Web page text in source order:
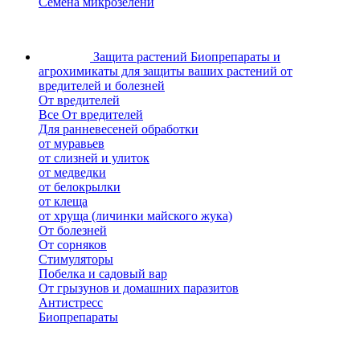
Защита растений Биопрепараты и
агрохимикаты для защиты ваших растений от
вредителей и болезней
От вредителей
Все От вредителей
Для ранневесеней обработки
от муравьев
от слизней и улиток
от медведки
от белокрылки
от клеща
от хруща (личинки майского жука)
От болезней
От сорняков
Стимуляторы
Побелка и садовый вар
От грызунов и домашних паразитов
Антистресс
Биопрепараты